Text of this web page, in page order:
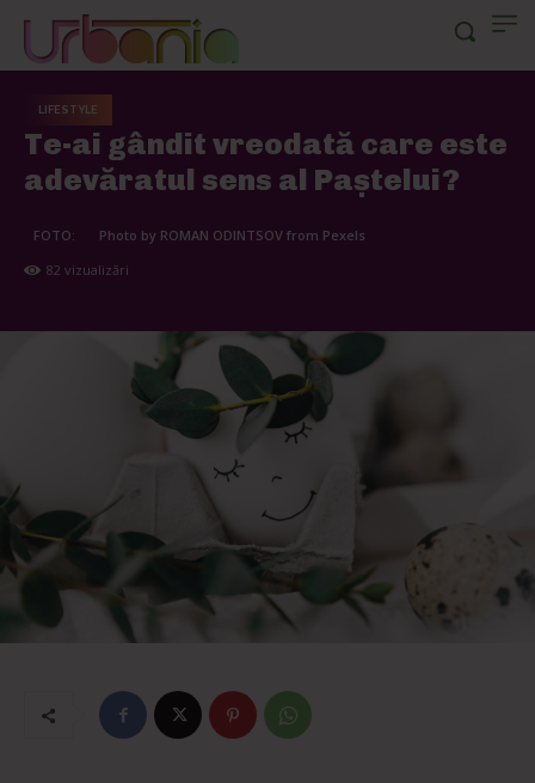
LIFESTYLE
Te-ai gândit vreodată care este
adevăratul sens al Paștelui?
FOTO:
Photo by ROMAN ODINTSOV from Pexels
82 vizualizări